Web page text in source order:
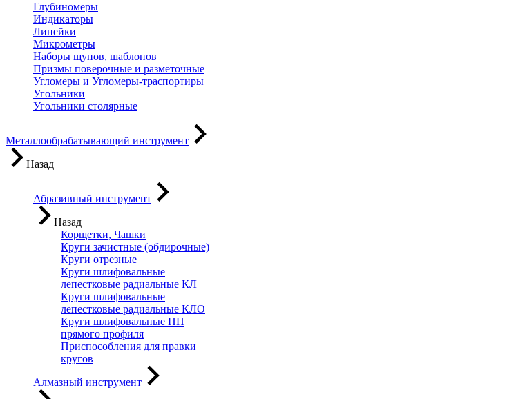
Глубиномеры
Индикаторы
Линейки
Микрометры
Наборы щупов, шаблонов
Призмы поверочные и разметочные
Угломеры и Угломеры-траспортиры
Угольники
Угольники столярные
Металлообрабатывающий инструмент
Назад
Абразивный инструмент
Назад
Корщетки, Чашки
Круги зачистные (обдирочные)
Круги отрезные
Круги шлифовальные
лепестковые радиальные КЛ
Круги шлифовальные
лепестковые радиальные КЛО
Круги шлифовальные ПП
прямого профиля
Приспособления для правки
кругов
Алмазный инструмент